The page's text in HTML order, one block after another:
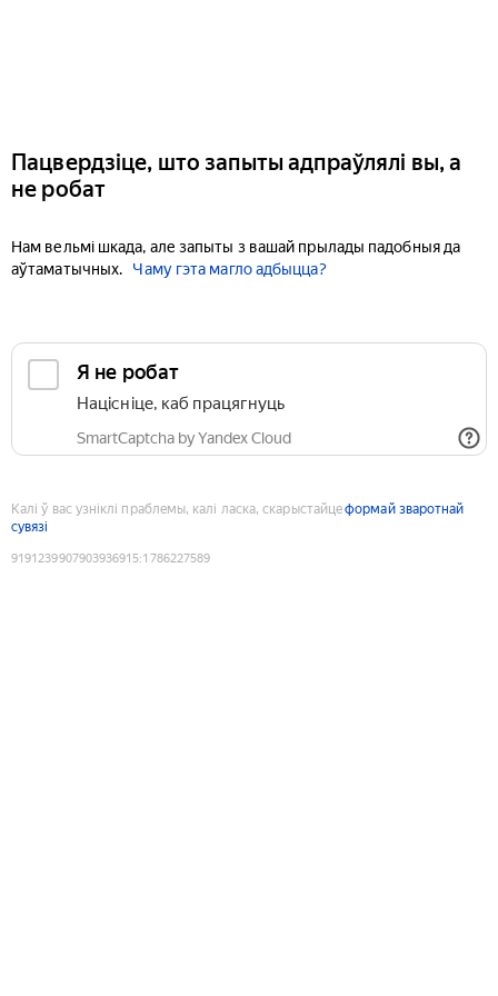
Пацвердзіце, што запыты адпраўлялі вы, а
не робат
Нам вельмі шкада, але запыты з вашай прылады падобныя да
аўтаматычных.
Чаму гэта магло адбыцца?
Я не робат
Націсніце, каб працягнуць
SmartCaptcha by Yandex Cloud
Калі ў вас узніклі праблемы, калі ласка, скарыстайцеформай зваротнай
сувязі
9191239907903936915:1786227589